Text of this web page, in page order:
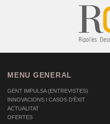
MENU GENERAL
GENT IMPULSA (ENTREVISTES)
INNOVACIONS I CASOS D'ÈXIT
ACTUALITAT
OFERTES